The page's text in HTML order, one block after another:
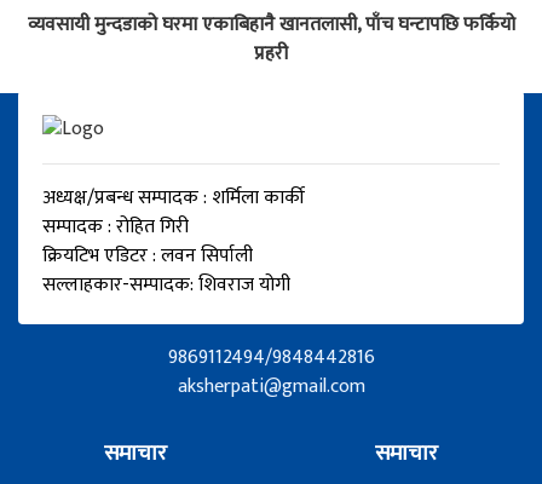
व्यवसायी मुन्दडाको घरमा एकाबिहानै खानतलासी, पाँच घन्टापछि फर्कियो
प्रहरी
अध्यक्ष/प्रबन्ध सम्पादक : शर्मिला कार्की
सम्पादक : रोहित गिरी
क्रियटिभ एडिटर : लवन सिर्पाली
सल्लाहकार-सम्पादक: शिवराज योगी
9869112494/9848442816
aksherpati@gmail.com
समाचार समाचार